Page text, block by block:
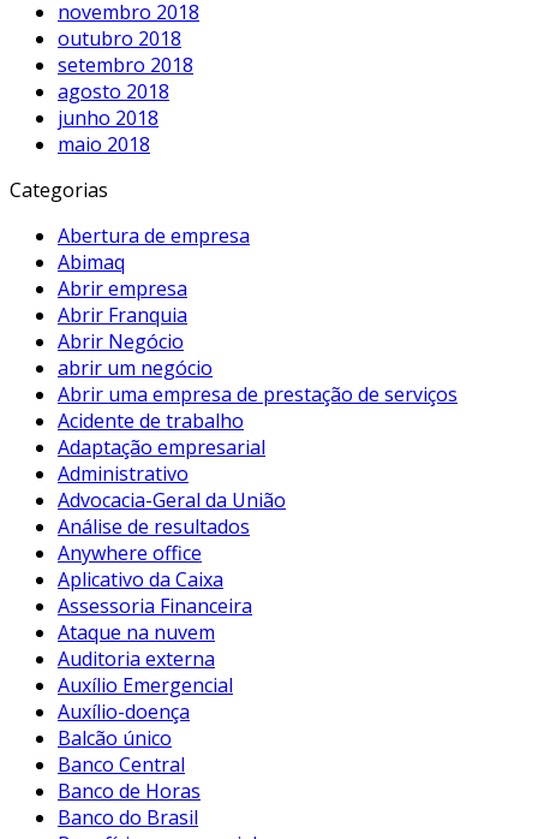
novembro 2018
outubro 2018
setembro 2018
agosto 2018
junho 2018
maio 2018
Categorias
Abertura de empresa
Abimaq
Abrir empresa
Abrir Franquia
Abrir Negócio
abrir um negócio
Abrir uma empresa de prestação de serviços
Acidente de trabalho
Adaptação empresarial
Administrativo
Advocacia-Geral da União
Análise de resultados
Anywhere office
Aplicativo da Caixa
Assessoria Financeira
Ataque na nuvem
Auditoria externa
Auxílio Emergencial
Auxílio-doença
Balcão único
Banco Central
Banco de Horas
Banco do Brasil